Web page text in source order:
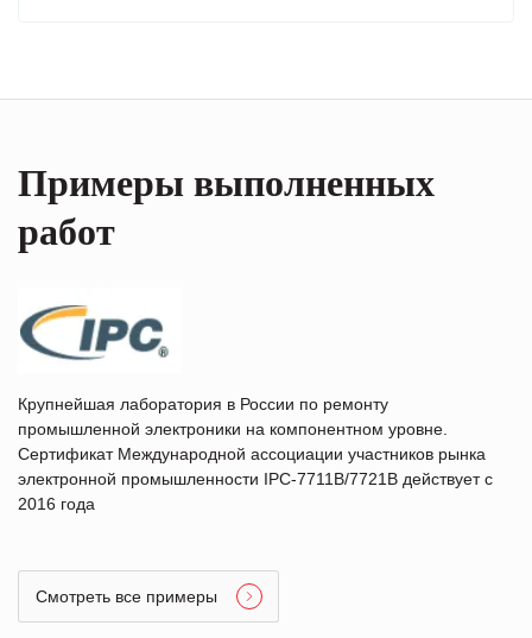
Примеры выполненных
работ
Крупнейшая лаборатория в России по ремонту
промышленной электроники на компонентном уровне.
Сертификат Международной ассоциации участников рынка
электронной промышленности IPC-7711B/7721B действует с
2016 года
Смотреть все примеры